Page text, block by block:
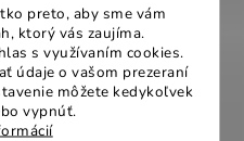
preto, aby sme vám
ktorý vás zaujíma.
s využívaním cookies.
údaje o vašom prezeraní
môžete kedykoľvek
vypnúť.